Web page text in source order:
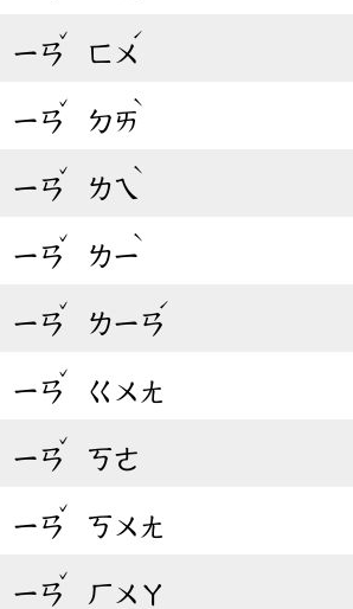
ㄧㄢ
ˇ
ㄈㄨ
ˊ
ㄧㄢ
ˇ
ㄉㄞ
ˋ
ㄧㄢ
ˇ
ㄌㄟ
ˋ
ㄧㄢ
ˇ
ㄌㄧ
ˋ
ㄧㄢ
ˇ
ㄌㄧㄢ
ˊ
ㄧㄢ
ˇ
ㄍㄨㄤ
ㄧㄢ
ˇ
ㄎㄜ
ㄧㄢ
ˇ
ㄎㄨㄤ
ㄧㄢ
ˇ
ㄏㄨㄚ